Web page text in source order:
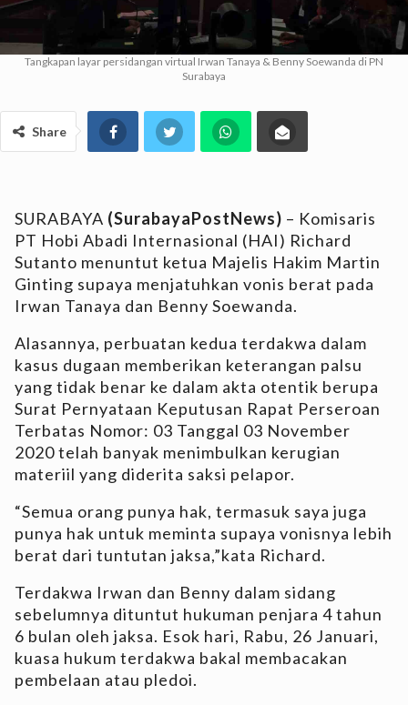
Tangkapan layar persidangan virtual Irwan Tanaya & Benny Soewanda di PN
Surabaya
Share
SURABAYA (SurabayaPostNews) – Komisaris
PT Hobi Abadi Internasional (HAI) Richard
Sutanto menuntut ketua Majelis Hakim Martin
Ginting supaya menjatuhkan vonis berat pada
Irwan Tanaya dan Benny Soewanda.
Alasannya, perbuatan kedua terdakwa dalam
kasus dugaan memberikan keterangan palsu
yang tidak benar ke dalam akta otentik berupa
Surat Pernyataan Keputusan Rapat Perseroan
Terbatas Nomor: 03 Tanggal 03 November
2020 telah banyak menimbulkan kerugian
materiil yang diderita saksi pelapor.
“Semua orang punya hak, termasuk saya juga
punya hak untuk meminta supaya vonisnya lebih
berat dari tuntutan jaksa,”kata Richard.
Terdakwa Irwan dan Benny dalam sidang
sebelumnya dituntut hukuman penjara 4 tahun
6 bulan oleh jaksa. Esok hari, Rabu, 26 Januari,
kuasa hukum terdakwa bakal membacakan
pembelaan atau pledoi.